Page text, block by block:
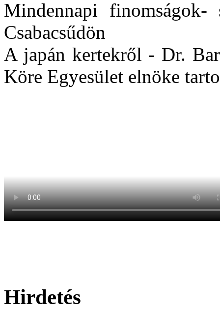
Mindennapi
Csabacsűdön
A japán kertekről - Dr.
Köre Egyesület elnöke
Hirdetés